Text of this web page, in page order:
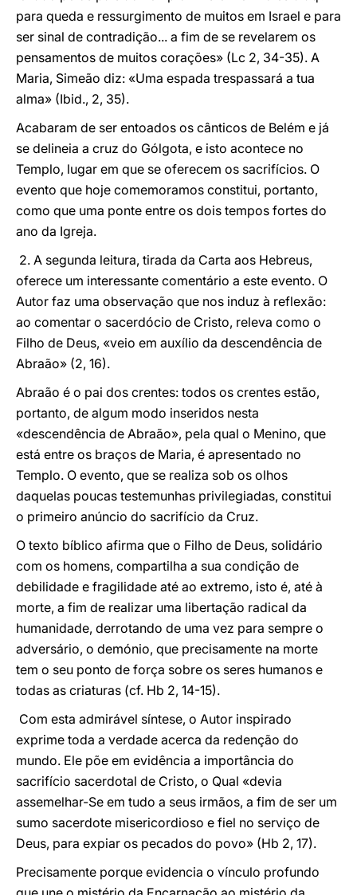
para queda e ressurgimento de muitos em Israel e para
ser sinal de contradição... a fim de se revelarem os
pensamentos de muitos corações» (Lc 2, 34-35). A
Maria, Simeão diz: «Uma espada trespassará a tua
alma» (Ibid., 2, 35).
Acabaram de ser entoados os cânticos de Belém e já
se delineia a cruz do Gólgota, e isto acontece no
Templo, lugar em que se oferecem os sacrifícios. O
evento que hoje comemoramos constitui, portanto,
como que uma ponte entre os dois tempos fortes do
ano da Igreja.
2. A segunda leitura, tirada da Carta aos Hebreus,
oferece um interessante comentário a este evento. O
Autor faz uma observação que nos induz à reflexão:
ao comentar o sacerdócio de Cristo, releva como o
Filho de Deus, «veio em auxílio da descendência de
Abraão» (2, 16).
Abraão é o pai dos crentes: todos os crentes estão,
portanto, de algum modo inseridos nesta
«descendência de Abraão», pela qual o Menino, que
está entre os braços de Maria, é apresentado no
Templo. O evento, que se realiza sob os olhos
daquelas poucas testemunhas privilegiadas, constitui
o primeiro anúncio do sacrifício da Cruz.
O texto bíblico afirma que o Filho de Deus, solidário
com os homens, compartilha a sua condição de
debilidade e fragilidade até ao extremo, isto é, até à
morte, a fim de realizar uma libertação radical da
humanidade, derrotando de uma vez para sempre o
adversário, o demónio, que precisamente na morte
tem o seu ponto de força sobre os seres humanos e
todas as criaturas (cf. Hb 2, 14-15).
Com esta admirável síntese, o Autor inspirado
exprime toda a verdade acerca da redenção do
mundo. Ele põe em evidência a importância do
sacrifício sacerdotal de Cristo, o Qual «devia
assemelhar-Se em tudo a seus irmãos, a fim de ser um
sumo sacerdote misericordioso e fiel no serviço de
Deus, para expiar os pecados do povo» (Hb 2, 17).
Precisamente porque evidencia o vínculo profundo